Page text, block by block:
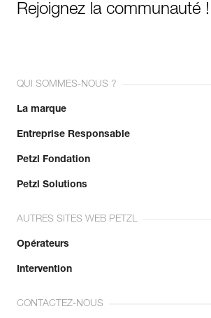
Rejoignez la communauté !
QUI SOMMES-NOUS ?
La marque
Entreprise Responsable
Petzl Fondation
Petzl Solutions
AUTRES SITES WEB PETZL
Opérateurs
Intervention
CONTACTEZ-NOUS